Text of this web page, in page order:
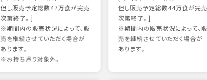
但し販売予定総数47万食が完売
次第終了。]
※期間内の販売状況によって、販
売を継続させていただく場合が
あります。
※お持ち帰り対象外。
但し販売予定総数44万食が完売
次第終了。]
※期間内の販売状況によって、販
売を継続させていただく場合が
あります。